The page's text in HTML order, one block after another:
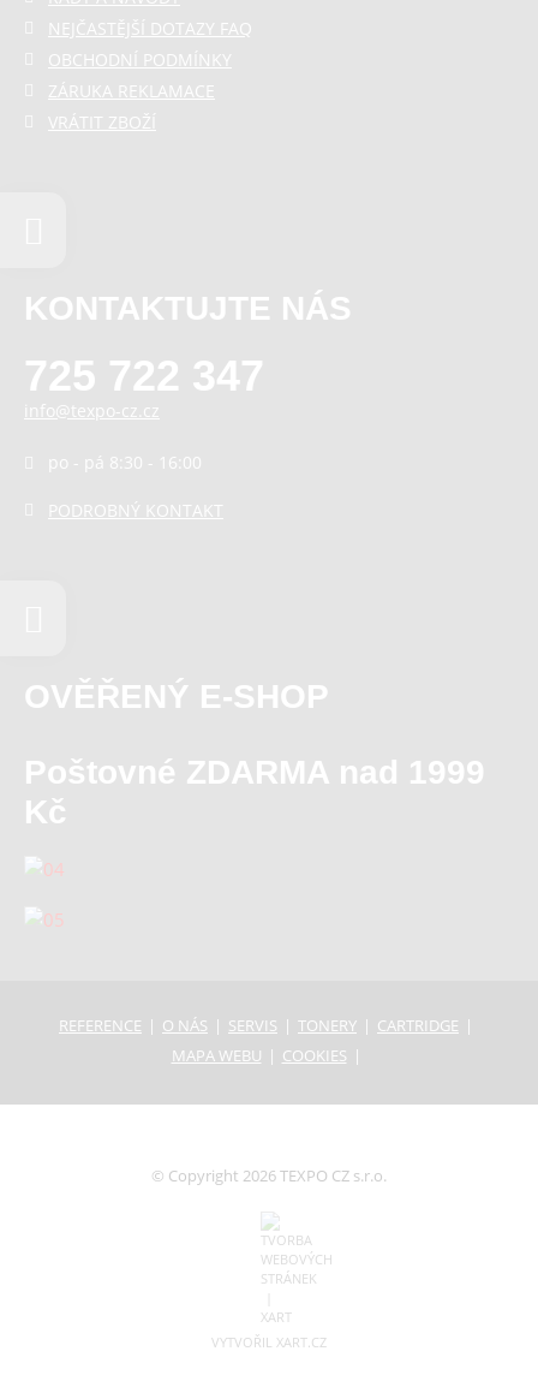
NEJČASTĚJŠÍ DOTAZY FAQ
OBCHODNÍ PODMÍNKY
ZÁRUKA REKLAMACE
VRÁTIT ZBOŽÍ
KONTAKTUJTE NÁS
725 722 347
info@texpo-cz.cz
po - pá 8:30 - 16:00
PODROBNÝ KONTAKT
OVĚŘENÝ E-SHOP
Poštovné ZDARMA nad 1999
Kč
REFERENCE O NÁS SERVIS TONERY
CARTRIDGE
MAPA WEBU
COOKIES
© Copyright 2026 TEXPO CZ s.r.o.
VYTVOŘIL XART.CZ